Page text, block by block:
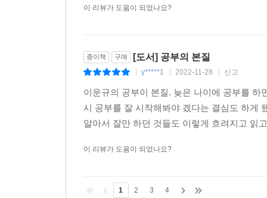
이 리뷰가 도움이 되었나요?
종이책 구매 [도서] 공부의 본질
y*****1 2022-11-28 신고
이운규의 공부이 본질. 늦은 나이에 공부를
시 공부를 잘 시작해봐야 겠다는 결심도 하게
알아서 잘만 하던 것들도 이렇게 흐려지고 읽
이 리뷰가 도움이 되었나요?
1 2 3 4